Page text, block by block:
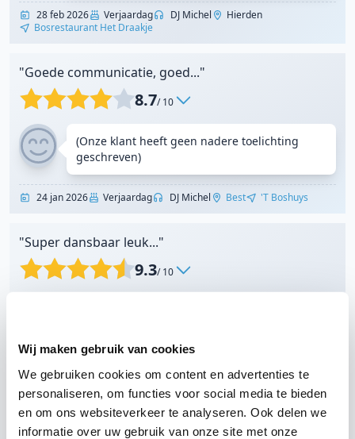
Wij maken gebruik van cookies
We gebruiken cookies om content en advertenties te
personaliseren, om functies voor social media te bieden
en om ons websiteverkeer te analyseren. Ook delen we
informatie over uw gebruik van onze site met onze
28 feb 2026 Verjaardag DJ Michel
Hierden
Bosrestaurant Het Draakje
"Goede communicatie, goed..."
8.7/ 10
(Onze klant heeft geen nadere toelichting
geschreven)
24 jan 2026 Verjaardag DJ Michel Best 't Boshuys
"Super dansbaar leuk..."
9.3/ 10
fantastisch! Het licht speelde ook echt een
grote rol tijdens het feest/muziek. En de DJ wist
de sfeer goed te vangen en alles was zeer
professioneel!! Topppp dank jullie wel!- Nikki|
Jarige